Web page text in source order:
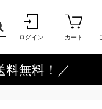
ログイン カート
料無料！／